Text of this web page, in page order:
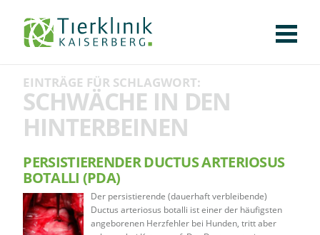
KLINIK
CHIRURGIE
AUGENHEILKUNDE
KARDIOLOGIE
BILDGEBUNG
INNERE MEDIZIN
WEITERE
AKTUELLES
KARRIERE
VERANSTALTUNGEN
PUBLIKATIONEN
DOWNLOADS
LEXIKON
KONTAKT
Tierklinik
Kaiserberg
EINTRÄGE FÜR SCHLAGWORT:
SCHWÄCHE IN DEN
HINTERBEINEN
PERSISTIERENDER DUCTUS ARTERIOSUS
BOTALLI (PDA)
Der persistierende (dauerhaft verbleibende)
Ductus arteriosus botalli ist einer der häufigsten
angeborenen Herzfehler bei Hunden, tritt aber